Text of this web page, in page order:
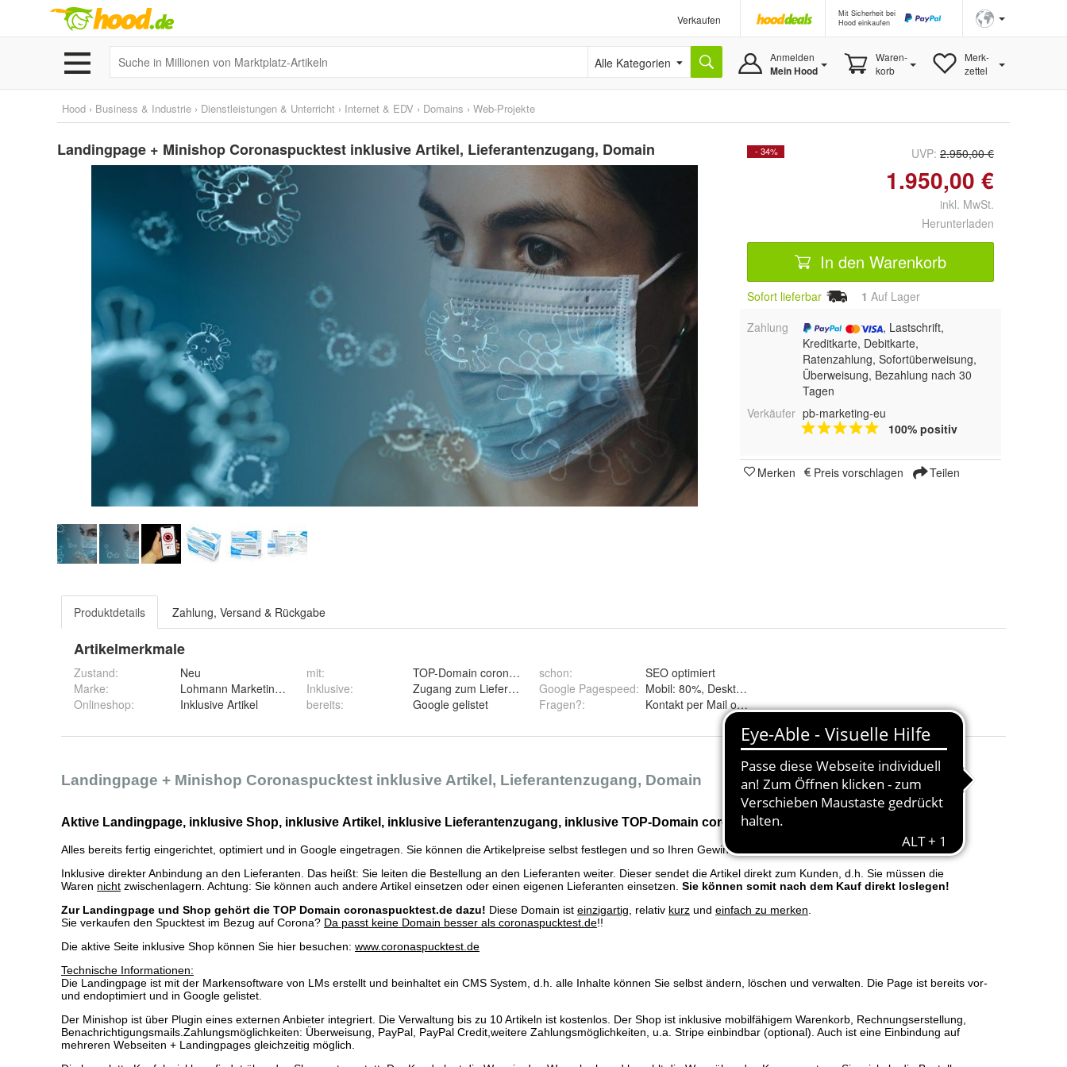
Verkaufen
Mit Sicherheit bei
Hood einkaufen
Alle Kategorien Anmelden
Mein Hood
Waren-
korb
Merk-
zettel
Hood › Business & Industrie › Dienstleistungen & Unterricht › Internet & EDV › Domains › Web-Projekte
Landingpage + Minishop Coronaspucktest inklusive Artikel, Lieferantenzugang, Domain - 34% UVP: 2.950,00 €
1.950,00 €
inkl. MwSt.
Herunterladen
In den Warenkorb
Sofort lieferbar 1 Auf Lager
Zahlung
, Lastschrift,
Kreditkarte, Debitkarte,
Ratenzahlung, Sofortüberweisung,
Überweisung, Bezahlung nach 30
Tagen
Verkäufer pb-marketing-eu
100% positiv
Merken Preis vorschlagen Teilen
Produktdetails Zahlung, Versand & Rückgabe
Artikelmerkmale
Zustand:
Neu
Marke:
Lohmann Marketing (LM)
Onlineshop: Inklusive Artikel
mit:
TOP-Domain coronaspucktest.de
Inklusive:
Zugang zum Lieferanten
bereits: Google gelistet
schon:
SEO optimiert
Google Pagespeed: Mobil: 80%, Desktop 86%
Fragen?: Kontakt per Mail oder rufen Sie uns an